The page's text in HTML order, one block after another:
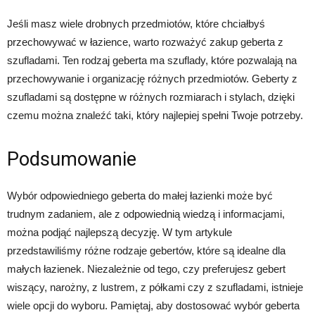
Jeśli masz wiele drobnych przedmiotów, które chciałbyś
przechowywać w łazience, warto rozważyć zakup geberta z
szufladami. Ten rodzaj geberta ma szuflady, które pozwalają na
przechowywanie i organizację różnych przedmiotów. Geberty z
szufladami są dostępne w różnych rozmiarach i stylach, dzięki
czemu można znaleźć taki, który najlepiej spełni Twoje potrzeby.
Podsumowanie
Wybór odpowiedniego geberta do małej łazienki może być
trudnym zadaniem, ale z odpowiednią wiedzą i informacjami,
można podjąć najlepszą decyzję. W tym artykule
przedstawiliśmy różne rodzaje gebertów, które są idealne dla
małych łazienek. Niezależnie od tego, czy preferujesz gebert
wiszący, narożny, z lustrem, z półkami czy z szufladami, istnieje
wiele opcji do wyboru. Pamiętaj, aby dostosować wybór geberta